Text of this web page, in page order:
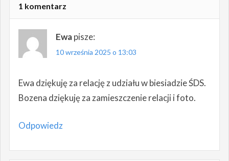
1 komentarz
Ewapisze:
10 września 2025 o 13:03
Ewa dziękuję za relację z udziału w biesiadzie ŚDS.
Bozena dziękuję za zamieszczenie relacji i foto.
Odpowiedz